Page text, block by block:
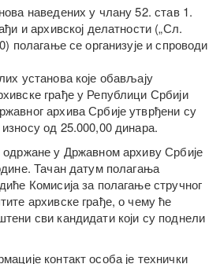
наведених у члану 52. став 1.
и архивској делатности („Сл.
полагање се организује и спроводи
установа које обављају
грађе у Републици Србији
архива Србије утврђени су
од 25.000,00 динара.
одржане у Државном архиву Србије
Тачан датум полагања
Комисија за полагање стручног
архивске грађе, о чему ће
сви кандидати који су поднели
контакт особа је технички